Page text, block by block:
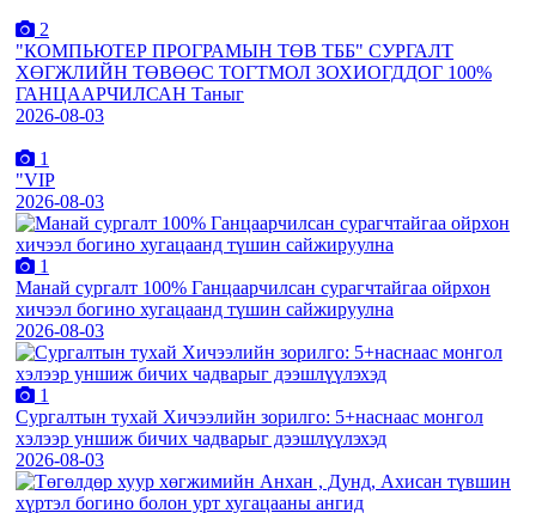
2
"КОМПЬЮТЕР ПРОГРАМЫН ТӨВ ТББ" СУРГАЛТ
ХӨГЖЛИЙН ТӨВӨӨС ТОГТМОЛ ЗОХИОГДДОГ 100%
ГАНЦААРЧИЛСАН Таныг
2026-08-03
1
"VIP
2026-08-03
1
Манай сургалт 100% Ганцаарчилсан сурагчтайгаа ойрхон
хичээл богино хугацаанд түшин сайжируулна
2026-08-03
1
Сургалтын тухай Хичээлийн зорилго: 5+наснаас монгол
хэлээр уншиж бичих чадварыг дээшлүүлэхэд
2026-08-03